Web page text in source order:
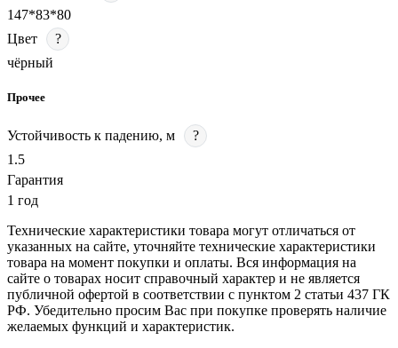
147*83*80
Цвет
?
чёрный
Прочее
Устойчивость к падению, м
?
1.5
Гарантия
1 год
Технические характеристики товара могут отличаться от
указанных на сайте, уточняйте технические характеристики
товара на момент покупки и оплаты. Вся информация на
сайте о товарах носит справочный характер и не является
публичной офертой в соответствии с пунктом 2 статьи 437 ГК
РФ. Убедительно просим Вас при покупке проверять наличие
желаемых функций и характеристик.